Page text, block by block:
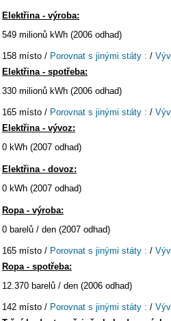
Elektřina - výroba:
549 milionů kWh (2006 odhad)
158 místo / Porovnat s jinými státy : /
Elektřina - spotřeba:
330 milionů kWh (2006 odhad)
165 místo / Porovnat s jinými státy : /
Elektřina - vývoz:
0 kWh (2007 odhad)
Elektřina - dovoz:
0 kWh (2007 odhad)
Ropa - výroba:
0 barelů / den (2007 odhad)
165 místo / Porovnat s jinými státy : /
Ropa - spotřeba:
12.370 barelů / den (2006 odhad)
142 místo / Porovnat s jinými státy : /